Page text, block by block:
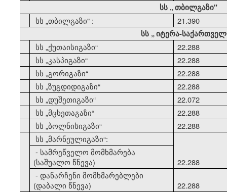
სს „თბილგაზი"
სს„თბილგაზი" :
21.390
სს „იტერა-
სს„ქუთაისიგაზი“
22.288
სს„კასპიგაზი“
22.288
სს„გორიგაზი“
22.288
სს„ზუგდიდიგაზი“
22.288
სს„დუშეთიგაზი“
22.072
სს„მცხეთაგაზი“
22.288
სს„ბოლნისიგაზი“
22.288
სს„მარნეულიგაზი“:
- სამრეწველო მომხმარება
(საშუალო წნევა)
22.288
- დანარჩენი მომხმარებლები
(დაბალი წნევა)
22.288